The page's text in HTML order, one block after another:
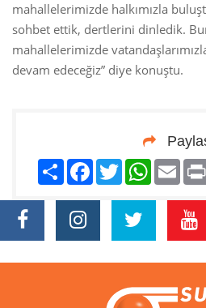
mahallelerimizde halkımızla
sohbet ettik, dertlerini dinledik.
mahallelerimizde
devam edeceğiz” diye konuştu.
PaylaşFacebook
TwitterWhatsApp